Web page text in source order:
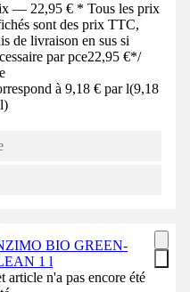
— 22,95 € * Tous les prix
sont des prix TTC,
de livraison en sus si
par pce22,95 €*/
à 9,18 € par l(9,18
l)
BIO GREEN-
1 l
article n'a pas encore été